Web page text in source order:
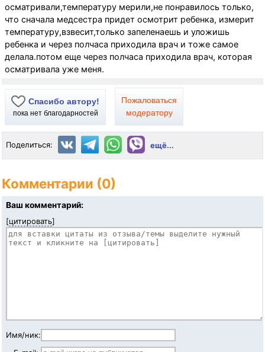
осматривали,температуру мерили,не понравилось только,
что сначала медсестра придет осмотрит ребенка, измерит
температуру,взвесит,только запеленаешь и уложишь
ребенка и через полчаса приходила врач и тоже самое
делала.потом еще через полчаса приходила врач, которая
осматривала уже меня.
Спасибо автору!
пока нет благодарностей
Пожаловаться
модератору
Поделиться: ещё...
Комментарии (0)
Ваш комментарий:
[цитировать]
Имя/ник: